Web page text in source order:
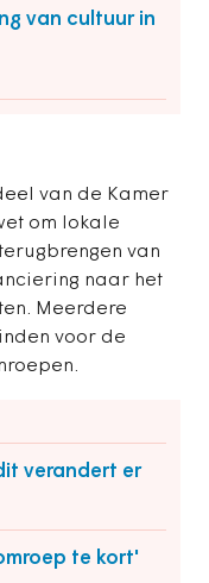
van cultuur in
van de Kamer
om lokale
van
naar het
Meerdere
voor de
verandert er
te kort'